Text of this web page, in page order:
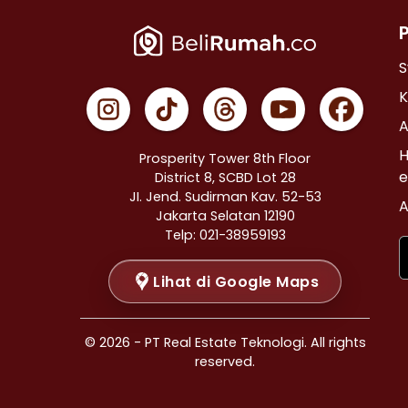
Properti Dijual di Johar Baru >
Properti Dijual di Menteng >
Properti Dijual di Tanah Abang >
Properti Dijual di Kramat >
Properti Dijual di Bendungan Hilir >
Properti Dijual di Jakarta Selatan >
Properti Dijual di Cilandak >
Properti Dijual di Gandaria Selatan >
Properti Dijual di Cipete Selatan >
Properti Dijual di Lenteng Agung >
Properti Dijual di Pondok Pinang >
Properti Dijual di Kebayoran Baru >
Properti Dijual di Mampang Prapatan >
Prosperity Tower 8th Floor
District 8, SCBD Lot 28
JI. Jend. Sudirman Kav. 52-53
Jakarta Selatan 12190
Telp: 021-38959193
Lihat di Google Maps
© 2026 - PT Real Estate Teknologi. All rights
reserved.